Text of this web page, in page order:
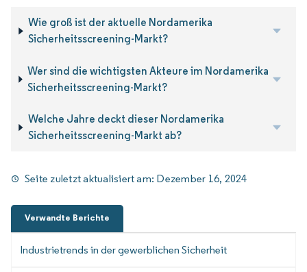
Wie groß ist der aktuelle Nordamerika
Sicherheitsscreening-Markt?
Wer sind die wichtigsten Akteure im Nordamerika
Sicherheitsscreening-Markt?
Welche Jahre deckt dieser Nordamerika
Sicherheitsscreening-Markt ab?
Seite zuletzt aktualisiert am: Dezember 16, 2024
Verwandte Berichte
Industrietrends in der gewerblichen Sicherheit